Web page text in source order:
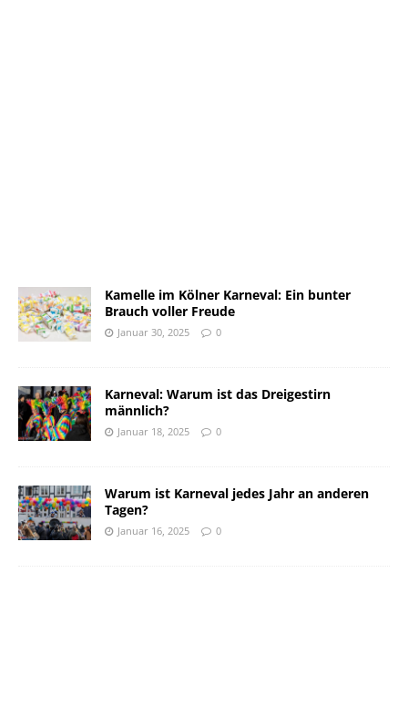
Kamelle im Kölner Karneval: Ein bunter
Brauch voller Freude
Januar 30, 2025 0
Karneval: Warum ist das Dreigestirn
männlich?
Januar 18, 2025 0
Warum ist Karneval jedes Jahr an anderen
Tagen?
Januar 16, 2025 0